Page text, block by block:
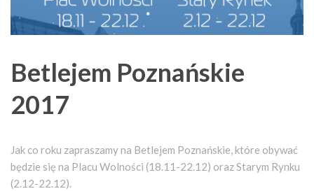
Betlejem Poznańskie
2017
Jak co roku zapraszamy na Betlejem Poznańskie, które obywać
będzie się na Placu Wolności (18.11-22.12) oraz Starym Rynku
(2.12-22.12).